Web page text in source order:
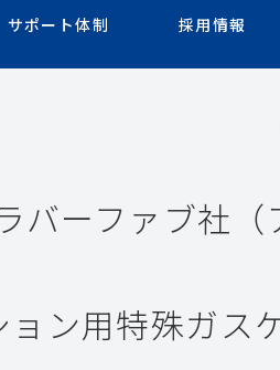
サポート体制 採用情報
バーファブ社（
ン用特殊ガス